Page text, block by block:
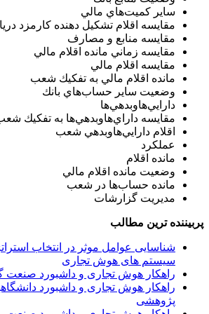
ساير كميت‌هاي مالي
مقايسه اقلام تشكيل دهنده كارمزد
مقايسه منابع و مصارف
مقايسه زماني مانده اقلام مالي
مقايسه اقلام مالي
مانده اقلام مالي به تفكيك شعب
وضعيت ساير حساب‌هاي بانك
دارايي‌هاوبدهي‌ها
مقايسه داراي‌هاوبدهي‌ها به تفكيك
اقلام دارايي‌هاوبدهي شعب
عملكرد
مانده اقلام
وضعيت مانده اقلام مالي
مانده حساب‌ها در شعب
مديريت گزارشات
پربیننده ترین مطالب
شناسایی عوامل موثر در انتخاب
سیستم های هوش تجاری
راهکار هوش تجاری و داشبورد صنعت
راهکار هوش تجاری و داشبورد
پژوهشی